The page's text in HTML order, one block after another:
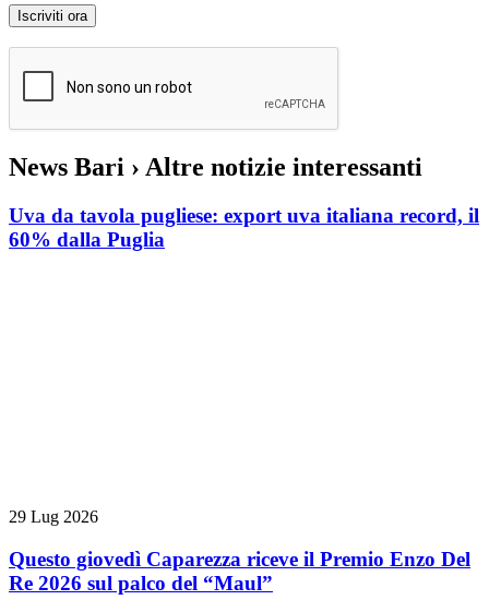
News Bari › Altre notizie interessanti
Uva da tavola pugliese: export uva italiana record, il
60% dalla Puglia
29 Lug 2026
Questo giovedì Caparezza riceve il Premio Enzo Del
Re 2026 sul palco del “Maul”